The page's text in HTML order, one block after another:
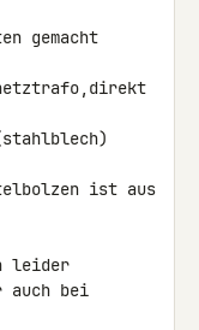
gemacht
ist aus
leider
auch bei